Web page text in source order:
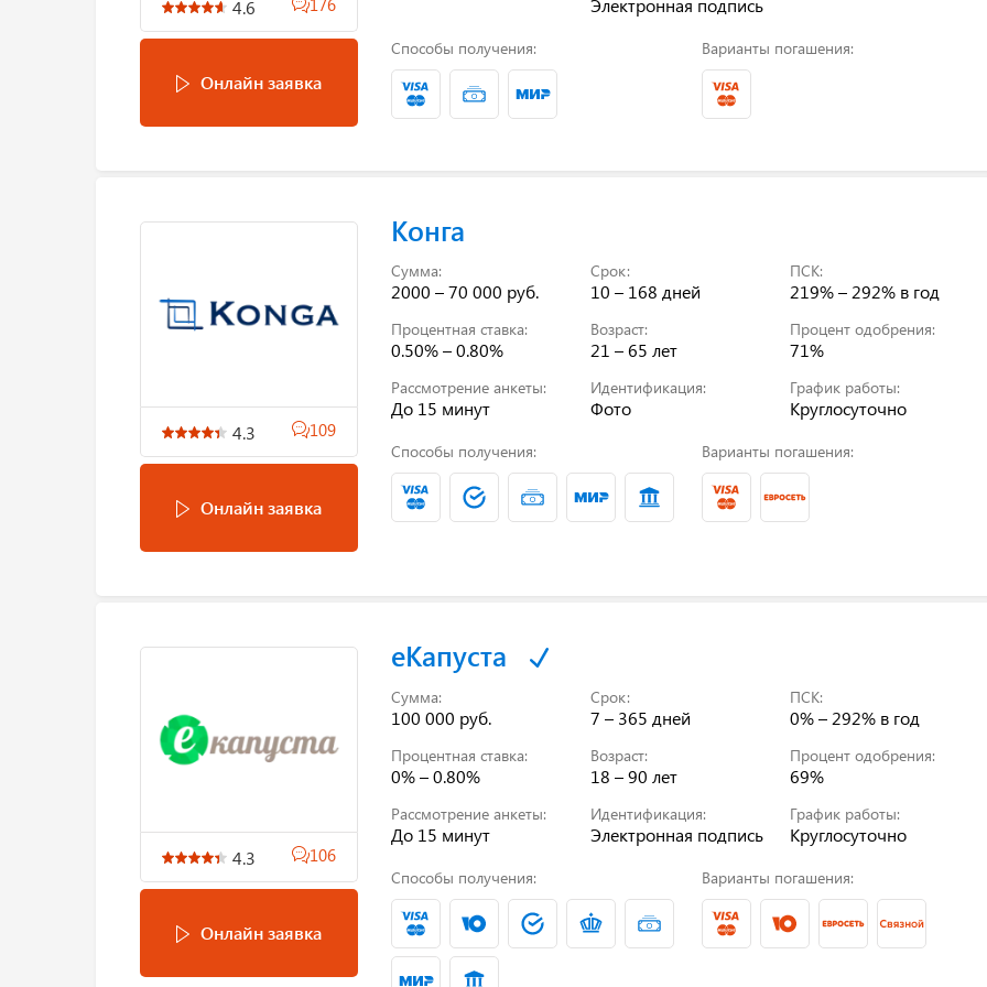
4.6
Онлайн заявка
Способы получения: Варианты погашения:
4.3 109
Онлайн заявка
Конга
Сумма:
2000 – 70 000 руб.
Срок:
10 – 168 дней
ПСК:
219% – 292% в год
Процентная ставка:
0.50% – 0.80%
Возраст:
21 – 65 лет
Процент одобрения:
71%
Рассмотрение анкеты:
До 15 минут
Идентификация:
Фото
График работы:
Круглосуточно
Способы получения: Варианты погашения:
4.3 106
Онлайн заявка
еКапуста
Сумма:
100 000 руб.
Срок:
7 – 365 дней
ПСК:
0% – 292% в год
Процентная ставка:
0% – 0.80%
Возраст:
18 – 90 лет
Процент одобрения:
69%
Рассмотрение анкеты:
До 15 минут
Идентификация:
Электронная подпись
График работы:
Круглосуточно
Способы получения: Варианты погашения: